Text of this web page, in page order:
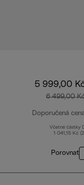
5 999,00
6 499,00
Doporučená
Včetně částky
1 041,15 Kč
Porovnat